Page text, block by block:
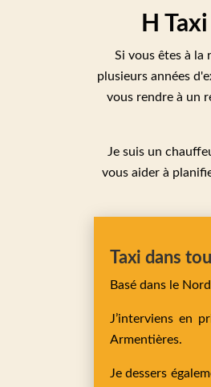
H
Si vous êtes à la
plusieurs années
vous rendre à un
Je suis un
vous aider à
Taxi dans
Basé dans le
J’interviens en
Armentières.
Je dessers